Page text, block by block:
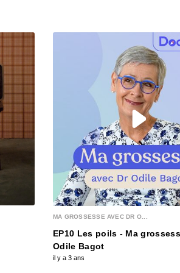
00:03:25
00:03:12
00:03:12
MA GROSSESSE AVEC DR O...
EP10 Les poils - Ma
Odile Bagot
il y a 3 ans